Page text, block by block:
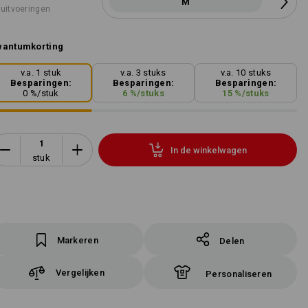
v.a. 1 stuk
Besparingen:
0 %/stuk
v.a. 3 stuks
Besparingen:
6 %/stuks
v.a. 10 stuks
Besparingen:
15 %/stuks
stuk
In de winkelwagen
Markeren Delen
Vergelijken Personaliseren